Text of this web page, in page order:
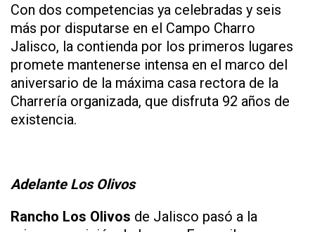
Con dos competencias ya celebradas y seis
más por disputarse en el Campo Charro
Jalisco, la contienda por los primeros lugares
promete mantenerse intensa en el marco del
aniversario de la máxima casa rectora de la
Charrería organizada, que disfruta 92 años de
existencia.
Adelante Los Olivos
Rancho Los Olivos de Jalisco pasó a la